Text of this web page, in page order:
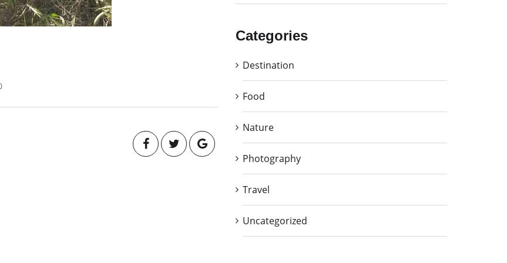
Categories
Destination
Food
Nature
Photography
Travel
Uncategorized